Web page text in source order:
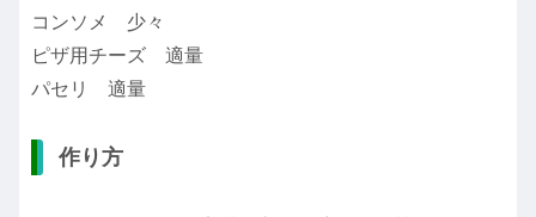
コンソメ 少々
ピザ用チーズ 適量
パセリ 適量
作り方